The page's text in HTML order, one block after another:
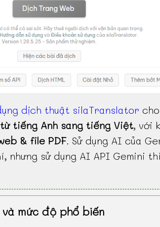
dịch thuật silaTranslator
tiếng Anh sang tiếng Việt, với
& file PDF. Sử dụng AI của
nhưng sử dụng AI API Gemini
và mức độ phổ biến